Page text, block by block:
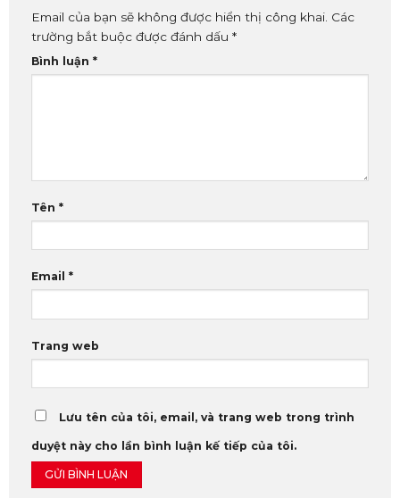
Email của bạn sẽ không được hiển thị công khai. Các
trường bắt buộc được đánh dấu *
Bình luận *
Tên *
Email *
Trang web
Lưu tên của tôi, email, và trang web trong trình
duyệt này cho lần bình luận kế tiếp của tôi.